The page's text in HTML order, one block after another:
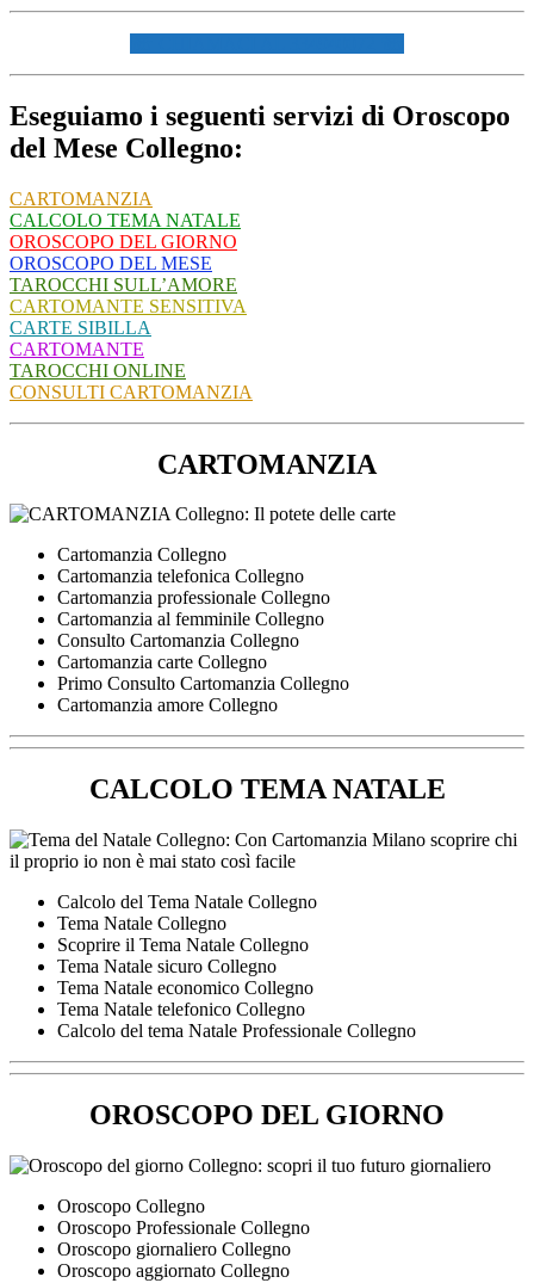
Eseguiamo i seguenti servizi di Oroscopo
del Mese Collegno:
CARTOMANZIA
CALCOLO TEMA NATALE
OROSCOPO DEL GIORNO
OROSCOPO DEL MESE
TAROCCHI SULL’AMORE
CARTOMANTE SENSITIVA
CARTE SIBILLA
CARTOMANTE
TAROCCHI ONLINE
CONSULTI CARTOMANZIA
CARTOMANZIA
Cartomanzia Collegno
Cartomanzia telefonica Collegno
Cartomanzia professionale Collegno
Cartomanzia al femminile Collegno
Consulto Cartomanzia Collegno
Cartomanzia carte Collegno
Primo Consulto Cartomanzia Collegno
Cartomanzia amore Collegno
CALCOLO TEMA NATALE
Calcolo del Tema Natale Collegno
Tema Natale Collegno
Scoprire il Tema Natale Collegno
Tema Natale sicuro Collegno
Tema Natale economico Collegno
Tema Natale telefonico Collegno
Calcolo del tema Natale Professionale Collegno
OROSCOPO DEL GIORNO
Oroscopo Collegno
Oroscopo Professionale Collegno
Oroscopo giornaliero Collegno
Oroscopo aggiornato Collegno